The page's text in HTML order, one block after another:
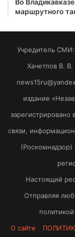
Во
маршрутного
Учредитель
Хaчeтлoв B.
издание
связи,
(Роскомнадзор)
Настоящий
Отправляя
О сайте